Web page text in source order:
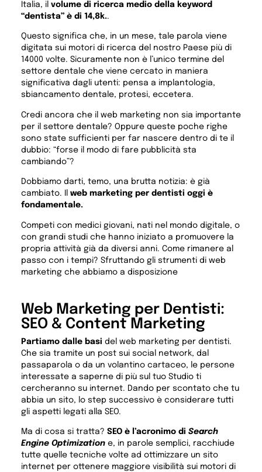
Italia, il volume di ricerca medio della keyword
“dentista” è di 14,8k..
Questo significa che, in un mese, tale parola viene
digitata sui motori di ricerca del nostro Paese più di
14000 volte. Sicuramente non è l’unico termine del
settore dentale che viene cercato in maniera
significativa dagli utenti: pensa a implantologia,
sbiancamento dentale, protesi, eccetera.
Credi ancora che il web marketing non sia importante
per il settore dentale? Oppure queste poche righe
sono state sufficienti per far nascere dentro di te il
dubbio: “forse il modo di fare pubblicità sta
cambiando”?
Dobbiamo darti, temo, una brutta notizia: è già
cambiato. Il
web marketing per dentisti oggi è
fondamentale.
Competi con medici giovani, nati nel mondo digitale, o
con grandi studi che hanno iniziato a promuovere la
propria attività già da diversi anni. Come rimanere al
passo con i tempi? Sfruttando gli strumenti di web
marketing che abbiamo a disposizione
Web Marketing per Dentisti:
SEO & Content Marketing
Partiamo dalle basi del web marketing per dentisti.
Che sia tramite un post sui social network, dal
passaparola o da un volantino cartaceo, le persone
interessate a saperne di più sul tuo Studio ti
cercheranno su internet. Dando per scontato che tu
abbia un sito, lo step successivo è considerare tutti
gli aspetti legati alla SEO.
Ma di cosa si tratta? SEO è l’acronimo di Search
Engine Optimization e, in parole semplici, racchiude
tutte quelle tecniche volte ad ottimizzare un sito
internet per ottenere maggiore visibilità sui motori di